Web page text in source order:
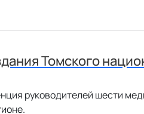
Томского
руководителей шести